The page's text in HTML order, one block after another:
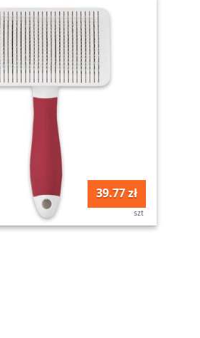
39.77 zł
szt